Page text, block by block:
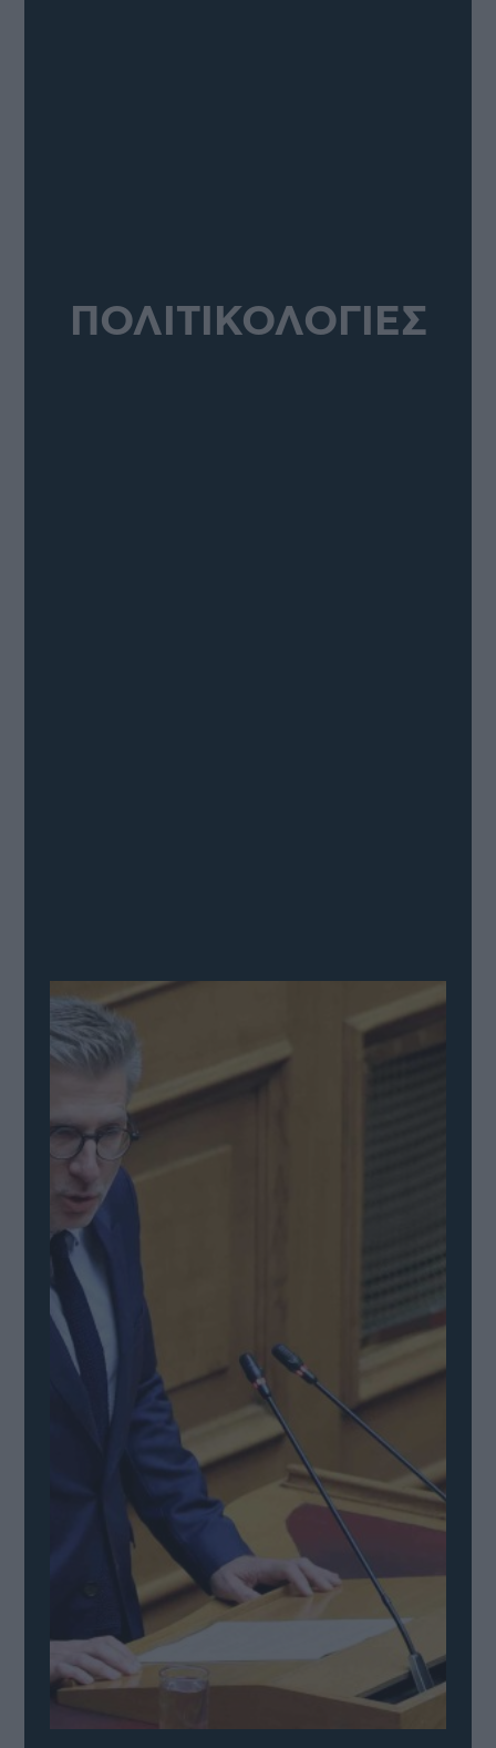
ΠΟΛΙΤΙΚΟΛΟΓΙΕΣ